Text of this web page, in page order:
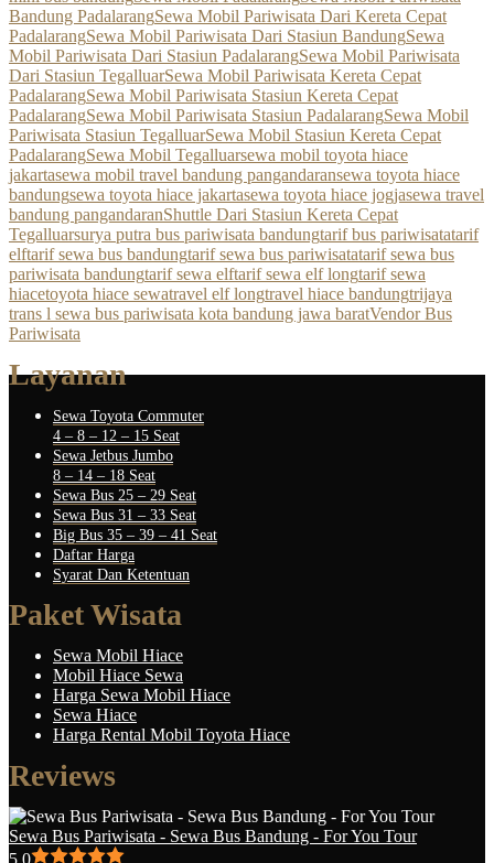
Bandung PadalarangSewa Mobil Pariwisata Dari Kereta Cepat
PadalarangSewa Mobil Pariwisata Dari Stasiun BandungSewa
Mobil Pariwisata Dari Stasiun PadalarangSewa Mobil Pariwisata
Dari Stasiun TegalluarSewa Mobil Pariwisata Kereta Cepat
PadalarangSewa Mobil Pariwisata Stasiun Kereta Cepat
PadalarangSewa Mobil Pariwisata Stasiun PadalarangSewa Mobil
Pariwisata Stasiun TegalluarSewa Mobil Stasiun Kereta Cepat
PadalarangSewa Mobil Tegalluarsewa mobil toyota hiace
jakartasewa mobil travel bandung pangandaransewa toyota hiace
bandungsewa toyota hiace jakartasewa toyota hiace jogjasewa travel
bandung pangandaranShuttle Dari Stasiun Kereta Cepat
Tegalluarsurya putra bus pariwisata bandungtarif bus pariwisatatarif
elftarif sewa bus bandungtarif sewa bus pariwisatatarif sewa bus
pariwisata bandungtarif sewa elftarif sewa elf longtarif sewa
hiacetoyota hiace sewatravel elf longtravel hiace bandungtrijaya
trans l sewa bus pariwisata kota bandung jawa baratVendor Bus
Pariwisata
Layanan
Sewa Toyota Commuter
4 – 8 – 12 – 15 Seat
Sewa Jetbus Jumbo
8 – 14 – 18 Seat
Sewa Bus 25 – 29 Seat
Sewa Bus 31 – 33 Seat
Big Bus 35 – 39 – 41 Seat
Daftar Harga
Syarat Dan Ketentuan
Paket Wisata
Sewa Mobil Hiace
Mobil Hiace Sewa
Harga Sewa Mobil Hiace
Sewa Hiace
Harga Rental Mobil Toyota Hiace
Reviews
Sewa Bus Pariwisata - Sewa Bus Bandung - For You Tour